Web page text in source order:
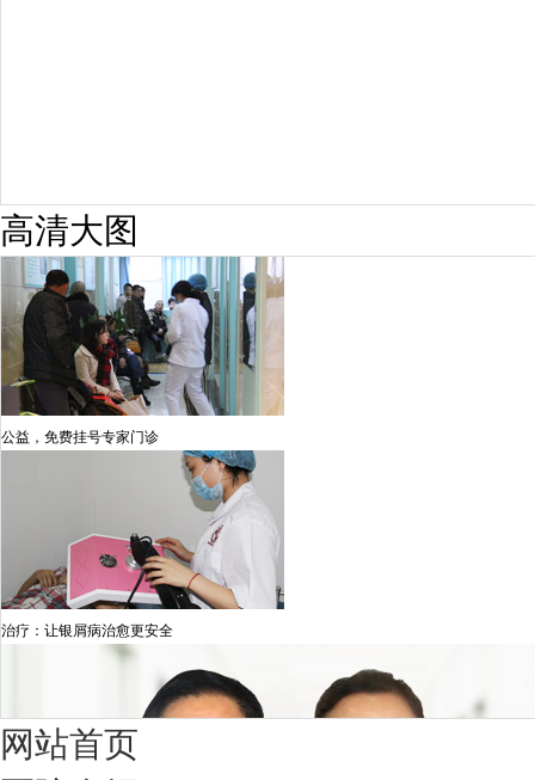
高清大图
公益，免费挂号专家门诊
治疗：让银屑病治愈更安全
网站首页